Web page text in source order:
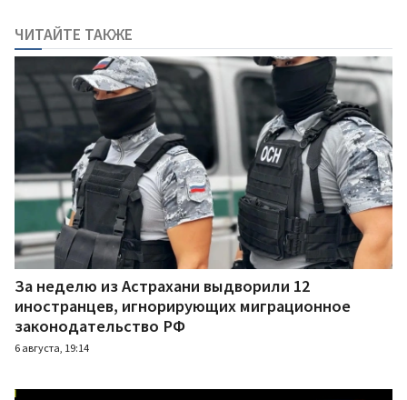
ЧИТАЙТЕ ТАКЖЕ
За неделю из Астрахани выдворили 12
иностранцев, игнорирующих миграционное
законодательство РФ
6 августа, 19:14